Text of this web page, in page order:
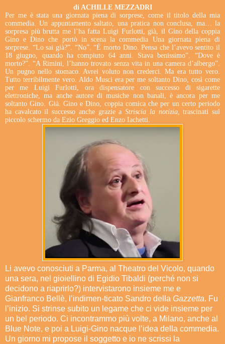
di ACHILLE MEZZADRI
Per me è stata una giornata piena di sorprese, come il titolo della mia
commedia. Un appuntamento saltato, una pratica non conclusa, ma… la
sorpresa più brutta me l’ha fatta Luigi Furlotti, già, il Gino della coppia
Gino e Dino che portò in scena la commedia Una giornata piena di
sorprese. “Lo sai già?”. “No”. “È morto Dino. Pensa che l’avevo sentito il
18 giugno, quando ha compiuto 64 anni. Stava benissimo”. “Dove è
morto?”. “A Rimini, l’hanno trovato senza vita in una camera d’albergo”.
Un pugno nello stomaco. Avrei voluto non crederci. Ma era tutto vero.
Tutto terribilmente vero. Aldo Musci era per me soltanto Dino, così come
per me Luigi Furlotti, ora dispensatore con successo di sigarette
elettroniche, ma anche autore di musiche non banali, è ancora per me
soltanto Gino. Già. Gino e Dino, coppia comica che per un certo periodo
ha cavalcato il successo anche grazie aStriscia la notizia, trascinati sul
piccolo schermo da Ezio Greggio ed Enzo Iachetti.
Li avevo conosciuti a Parma, al Theatro del Vicolo, quando
una sera, nel gioiellino di Egidio Tibaldi (perché non si
decidono a riaprirlo?) intervistarono insieme me e
Gianfranco Bellè, l’indimen-ticato Sandro della Gazzetta. Fu
l’inizio. Si strinse subito un legame che ci vide insieme per
un bel periodo. Ci incontrammo più volte, a Milano, anche al
Blue Note, e poi a Luigi-Gino nacque l’idea della commedia.
Un giorno mi propose il soggetto e io ne scrissi la